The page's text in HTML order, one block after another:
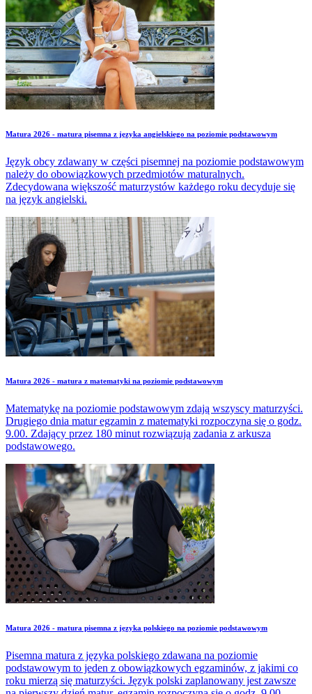
Matura 2026 - matura pisemna z języka angielskiego na poziomie podstawowym
Język obcy zdawany w części pisemnej na poziomie podstawowym
należy do obowiązkowych przedmiotów maturalnych.
Zdecydowana większość maturzystów każdego roku decyduje się
na język angielski.
Matura 2026 - matura z matematyki na poziomie podstawowym
Matematykę na poziomie podstawowym zdają wszyscy maturzyści.
Drugiego dnia matur egzamin z matematyki rozpoczyna się o godz.
9.00. Zdający przez 180 minut rozwiązują zadania z arkusza
podstawowego.
Matura 2026 - matura pisemna z języka polskiego na poziomie podstawowym
Pisemna matura z języka polskiego zdawana na poziomie
podstawowym to jeden z obowiązkowych egzaminów, z jakimi co
roku mierzą się maturzyści. Język polski zaplanowany jest zawsze